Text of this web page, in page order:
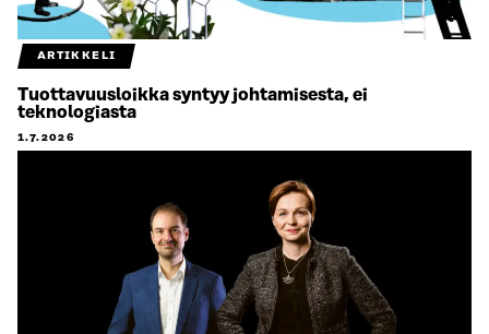
ARTIKKELI
Tuottavuusloikka syntyy johtamisesta, ei
teknologiasta
1.7.2026